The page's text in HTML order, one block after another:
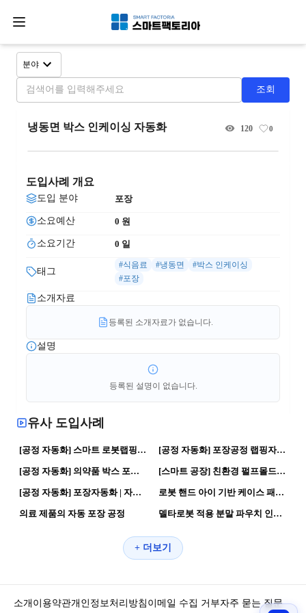
분야
조회
냉동면 박스 인케이싱 자동화 120 0
도입사례 개요
도입 분야 포장
소요예산 0 원
소요기간 0 일
태그
#식음료 #냉동면
#박스 인케이싱
#포장
소개자료
등록된 소개자료가 없습니다.
설명
등록된 설명이 없습니다.
유사 도입사례
26 0
[공정 자동화] 스마트 로봇랩핑기 | 로봇활용 · 스마트공장 [공정 자동화] 포장공정 랩핑자동화 | 로봇활용 · 스마트공장
251 0
[공정 자동화] 의약품 박스 포장 자동화 설비 | 로봇활용 · 자동화 공정
105 0
[스마트 공장] 친환경 펄프몰드 완충제 | 제조혁신 · 스마트공장
323 0
[공정 자동화] 포장자동화 | 자율화 공장 자동화 공정
80 0
로봇 핸드 아이 기반 케이스 패킹 자동화 #1
114 0
의료 제품의 자동 포장 공정
107 0
델타로봇 적용 분말 파우치 인케이싱·박스포장 자동화
+ 더보기
소개 이용약관개인정보처리방침 이메일 수집 거부자주 묻는 질문